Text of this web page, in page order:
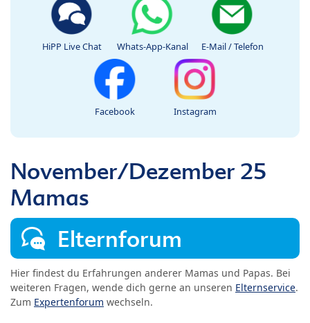
HiPP Live Chat Whats-App-Kanal E-Mail / Telefon
Facebook Instagram
November/Dezember 25
Mamas
Elternforum
Hier findest du Erfahrungen anderer Mamas und Papas. Bei
weiteren Fragen, wende dich gerne an unseren Elternservice.
Zum Expertenforum wechseln.